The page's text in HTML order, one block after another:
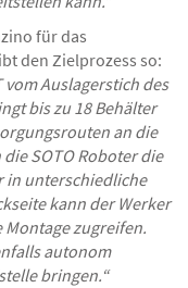
für das
den Zielprozess so:
vom Auslagerstich des
bis zu 18 Behälter
an die
SOTO Roboter die
in unterschiedliche
kann der Werker
zugreifen.
autonom
bringen.“